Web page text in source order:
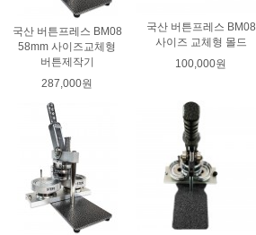
국산 버튼프레스 BM08
58mm 사이즈교체형
버튼제작기
287,000원
국산 버튼프레스 BM08
사이즈 교체형 몰드
100,000원